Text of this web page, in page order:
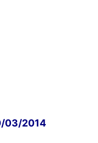
03/2014